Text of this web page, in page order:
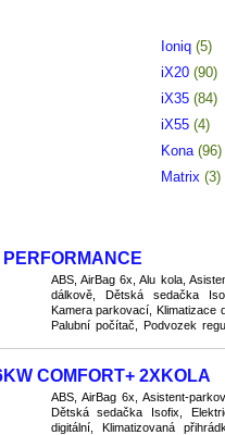
Ioniq (5)
iX20 (90)
iX35 (84)
iX55 (4)
Kona (96)
Matrix (3)
ABS, AirBag 6x, Alu kola,
dálkově, Dětská sedačka
Kamera parkovací, Klimatizace
Palubní počítač, Podvozek
COMFORT+ 2XKOLA
ABS, AirBag 6x, Asistent-
Dětská sedačka Isofix,
digitální, Klimatizovaná